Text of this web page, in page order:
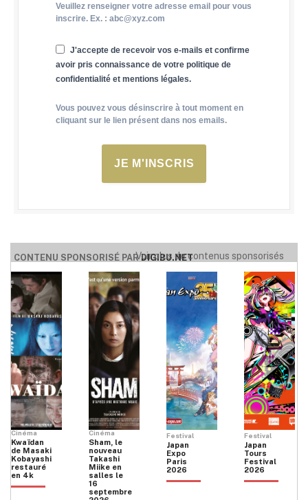
Veuillez renseigner votre adresse email pour vous
inscrire. Ex. : abc@xyz.com
J'accepte de recevoir vos e-mails et confirme
avoir pris connaissance de votre politique de
confidentialité et mentions légales.
Vous pouvez vous désinscrire à tout moment en
cliquant sur le lien présent dans nos emails.
JE M'INSCRIS
CONTENU SPONSORISÉ PARDIGIBU.NET
Voir plus de contenus sponsorisés
Cinéma
Kwaïdan
de Masaki
Kobayashi
restauré
en 4k
Cinéma
Sham, le
nouveau
Takashi
Miike en
salles le
16
septembre
Festival
Japan
Expo
Paris
2026
Festival
Japan
Tours
Festival
2026